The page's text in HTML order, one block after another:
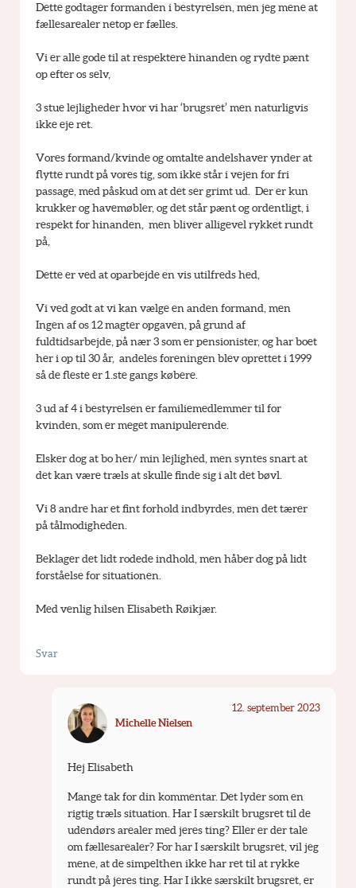
Dette godtager formanden i bestyrelsen, men jeg mene at
fællesarealer netop er fælles.
Vi er alle gode til at respektere hinanden og rydte pænt
op efter os selv,
3 stue lejligheder hvor vi har ‘brugsret’ men naturligvis
ikke eje ret.
Vores formand/kvinde og omtalte andelshaver ynder at
flytte rundt på vores tig, som ikke står i vejen for fri
passage, med påskud om at det ser grimt ud.  Der er kun
krukker og havemøbler, og det står pænt og ordentligt, i
respekt for hinanden,  men bliver alligevel rykket rundt
på,
Dette er ved at oparbejde en vis utilfreds hed,
Vi ved godt at vi kan vælge en anden formand, men
Ingen af os 12 magter opgaven, på grund af
fuldtidsarbejde, på nær 3 som er pensionister, og har boet
her i op til 30 år,  andeles foreningen blev oprettet i 1999
så de fleste er 1.ste gangs købere.
3 ud af 4 i bestyrelsen er familiemedlemmer til for
kvinden, som er meget manipulerende.
Elsker dog at bo her/ min lejlighed, men syntes snart at
det kan være træls at skulle finde sig i alt det bøvl.
Vi 8 andre har et fint forhold indbyrdes, men det tærer
på tålmodigheden.
Beklager det lidt rodede indhold, men håber dog på lidt
forståelse for situationen.
Med venlig hilsen Elisabeth Røikjær.
Svar
Michelle Nielsen
12. september 2023
Hej Elisabeth
Mange tak for din kommentar. Det lyder som en
rigtig træls situation. Har I særskilt brugsret til de
udendørs arealer med jeres ting? Eller er der tale
om fællesarealer? For har I særskilt brugsret, vil jeg
mene, at de simpelthen ikke har ret til at rykke
rundt på jeres ting. Har I ikke særskilt brugsret, er